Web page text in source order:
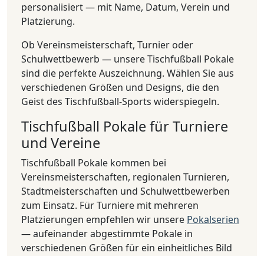
personalisiert — mit Name, Datum, Verein und
Platzierung.
Ob Vereinsmeisterschaft, Turnier oder
Schulwettbewerb — unsere Tischfußball Pokale
sind die perfekte Auszeichnung. Wählen Sie aus
verschiedenen Größen und Designs, die den
Geist des Tischfußball-Sports widerspiegeln.
Tischfußball Pokale für Turniere
und Vereine
Tischfußball Pokale kommen bei
Vereinsmeisterschaften, regionalen Turnieren,
Stadtmeisterschaften und Schulwettbewerben
zum Einsatz. Für Turniere mit mehreren
Platzierungen empfehlen wir unsere Pokalserien
— aufeinander abgestimmte Pokale in
verschiedenen Größen für ein einheitliches Bild